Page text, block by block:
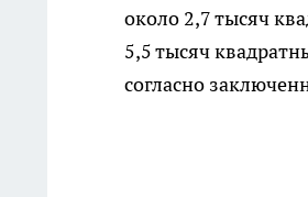
около 2,7 тысяч
5,5 тысяч
согласно